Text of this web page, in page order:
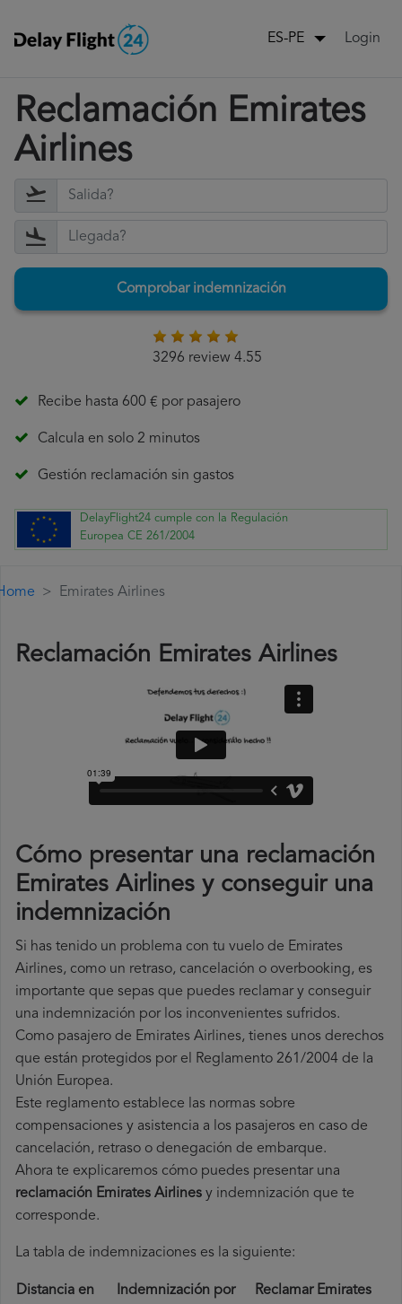
ES-PE Login
Reclamación Emirates
Airlines
Comprobar indemnización
3296 review 4.55
Recibe hasta 600 € por pasajero
Calcula en solo 2 minutos
Gestión reclamación sin gastos
DelayFlight24 cumple con la Regulación
Europea CE 261/2004
Emirates Airlines
Reclamación Emirates Airlines
Cómo presentar una reclamación
Emirates Airlines y conseguir una
indemnización
Si has tenido un problema con tu vuelo de Emirates
Airlines, como un retraso, cancelación o overbooking, es
importante que sepas que puedes reclamar y conseguir
una indemnización por los inconvenientes sufridos.
Como pasajero de Emirates Airlines, tienes unos derechos
que están protegidos por el Reglamento 261/2004 de la
Unión Europea.
Este reglamento establece las normas sobre
compensaciones y asistencia a los pasajeros en caso de
cancelación, retraso o denegación de embarque.
Ahora te explicaremos cómo puedes presentar una
reclamación Emirates Airlines y indemnización que te
corresponde.
La tabla de indemnizaciones es la siguiente:
Distancia en
Indemnización por
Reclamar Emirates